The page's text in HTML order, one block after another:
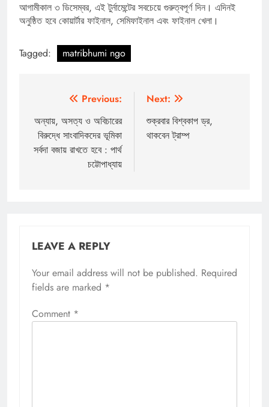
আগামীকাল ৩ ডিসেম্বর, এই টুর্নামেন্টের সবচেয়ে গুরুত্বপূর্ণ দিন। এদিনই
অনুষ্ঠিত হবে কোয়ার্টার ফাইনাল, সেমিফাইনাল এবং ফাইনাল খেলা।
Tagged: matribhumi ngo
navigation
Previous:
অন্যায়, অসত্য ও অবিচারের
বিরুদ্ধে সাংবাদিকদের ভূমিকা
সর্বদা বজায় রাখতে হবে : পার্থ
চট্টোপাধ্যায়
Next:
শুক্রবার বিশ্বকাপ ড্র,
থাকবেন ট্রাম্প
LEAVE A REPLY
Your email address will not be published. Required
fields are marked *
Comment *